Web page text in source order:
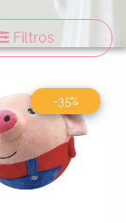
Filtros
-35%